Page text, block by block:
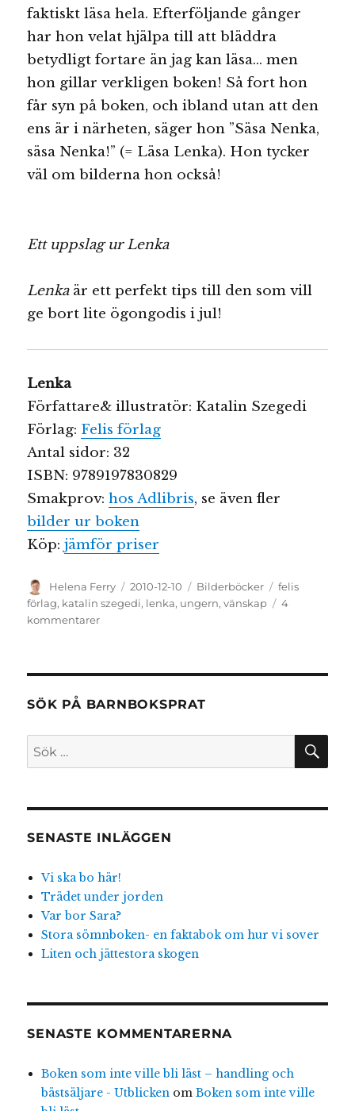
faktiskt läsa hela. Efterföljande gånger
har hon velat hjälpa till att bläddra
betydligt fortare än jag kan läsa… men
hon gillar verkligen boken! Så fort hon
får syn på boken, och ibland utan att den
ens är i närheten, säger hon ”Säsa Nenka,
säsa Nenka!” (= Läsa Lenka). Hon tycker
väl om bilderna hon också!
Ett uppslag ur Lenka
Lenkaär ett perfekt tips till den som vill
ge bort lite ögongodis i jul!
Lenka
Författare& illustratör: Katalin Szegedi
Förlag: Felis förlag
Antal sidor: 32
ISBN: 9789197830829
Smakprov:hos Adlibris, se även fler
bilder ur boken
Köp:jämför priser
Författare
Helena Ferry
Publicerat
den
2010-12-10 Kategorier
Bilderböcker Etiketter
felis
förlag, katalin szegedi, lenka, ungern,vänskap
4
kommentarertill
igen:
SÖK PÅ BARNBOKSPRAT
Sök
SENASTE INLÄGGEN
Vi ska bo här!
Trädet under jorden
Var bor Sara?
Stora sömnboken- en faktabok om hur vi sover
Liten och jättestora skogen
SENASTE KOMMENTARERNA
Boken som inte ville bli läst – handling och
bästsäljare - Utblickenom Boken som inte ville